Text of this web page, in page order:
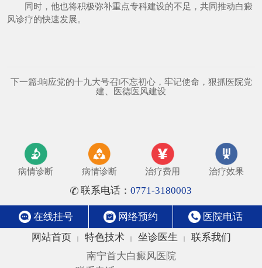
同时，他也将积极弥补重点专科建设的不足，共同推动白癜
风诊疗的快速发展。
下一篇:响应党的十九大号召‖不忘初心，牢记使命，狠抓医院党
建、医德医风建设
病情诊断 病情诊断 治疗费用 治疗效果
联系电话： 0771-3180003
在线挂号 网络预约
医院电话
网站首页
| 特色技术 | 坐诊医生 |
联系我们
南宁首大白癜风医院